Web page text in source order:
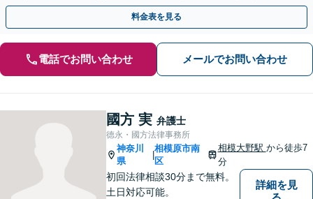
できるケースは多くあります。ぜひご相談ください。
料金表を見る
電話でお問い合わせ メールでお問い合わせ
國方 実 弁護士
德永・國方法律事務所
神奈川
県
相模原市南
区
相模大野駅 から徒歩7
分
初回法律相談30分まで無料。
土日対応可能。
詳細を見